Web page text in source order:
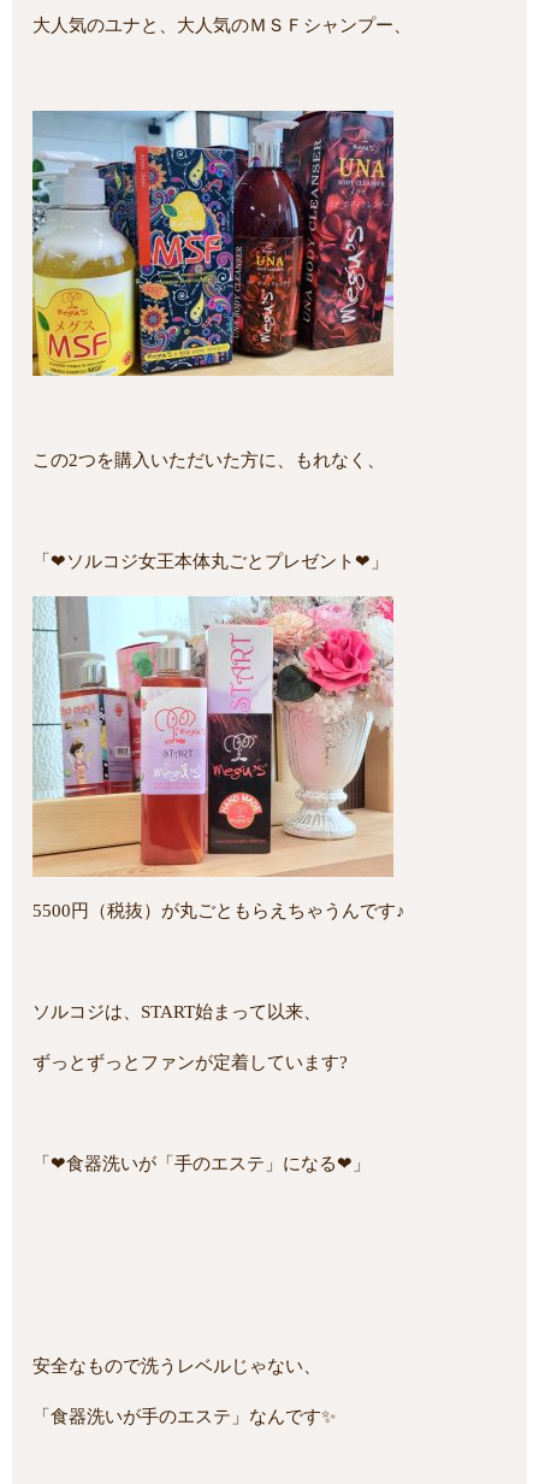
大人気のユナと、大人気のＭＳＦシャンプー、
この2つを購入いただいた方に、もれなく、
「❤ソルコジ女王本体丸ごとプレゼント❤」
5500円（税抜）が丸ごともらえちゃうんです♪
ソルコジは、START始まって以来、
ずっとずっとファンが定着しています?
「❤食器洗いが「手のエステ」になる❤」
安全なもので洗うレベルじゃない、
「食器洗いが手のエステ」なんです✨